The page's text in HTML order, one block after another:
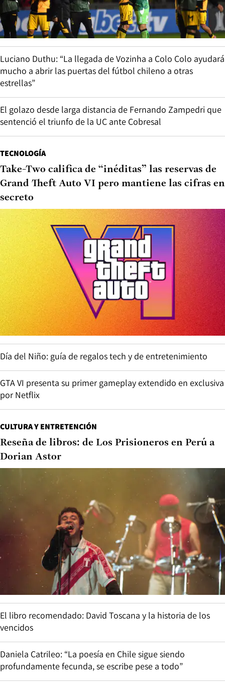
Luciano Duthu: “La llegada de Vozinha a Colo Colo ayudará
mucho a abrir las puertas del fútbol chileno a otras
estrellas”
El golazo desde larga distancia de Fernando Zampedri que
sentenció el triunfo de la UC ante Cobresal
TECNOLOGÍA
Take-Two califica de “inéditas” las reservas de
Grand Theft Auto VI pero mantiene las cifras en
secreto
Día del Niño: guía de regalos tech y de entretenimiento
GTA VI presenta su primer gameplay extendido en exclusiva
por Netflix
CULTURA Y ENTRETENCIÓN
Reseña de libros: de Los Prisioneros en Perú a
Dorian Astor
El libro recomendado: David Toscana y la historia de los
vencidos
Daniela Catrileo: “La poesía en Chile sigue siendo
profundamente fecunda, se escribe pese a todo”